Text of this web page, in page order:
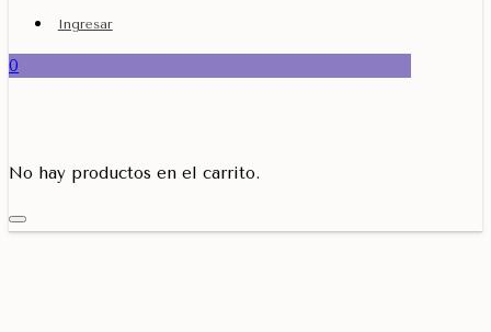
Ingresar
0
No hay productos en el carrito.